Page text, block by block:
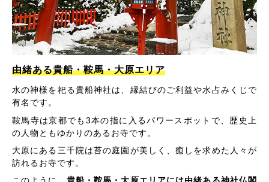
由緒ある貴船・鞍馬・大原エリア
水の神様を祀る貴船神社は、縁結びのご利益や水占みくじで
有名です。
鞍馬寺は京都でも3本の指に入るパワースポットで、歴史上
の人物ともゆかりのあるお寺です。
大原にある三千院は苔の庭園が美しく、癒しを求めた人々が
訪れるお寺です。